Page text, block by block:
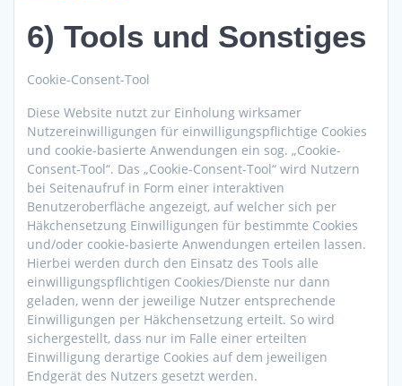
6) Tools und Sonstiges
Cookie-Consent-Tool
Diese Website nutzt zur Einholung wirksamer
Nutzereinwilligungen für einwilligungspflichtige Cookies
und cookie-basierte Anwendungen ein sog. „Cookie-
Consent-Tool“. Das „Cookie-Consent-Tool“ wird Nutzern
bei Seitenaufruf in Form einer interaktiven
Benutzeroberfläche angezeigt, auf welcher sich per
Häkchensetzung Einwilligungen für bestimmte Cookies
und/oder cookie-basierte Anwendungen erteilen lassen.
Hierbei werden durch den Einsatz des Tools alle
einwilligungspflichtigen Cookies/Dienste nur dann
geladen, wenn der jeweilige Nutzer entsprechende
Einwilligungen per Häkchensetzung erteilt. So wird
sichergestellt, dass nur im Falle einer erteilten
Einwilligung derartige Cookies auf dem jeweiligen
Endgerät des Nutzers gesetzt werden.